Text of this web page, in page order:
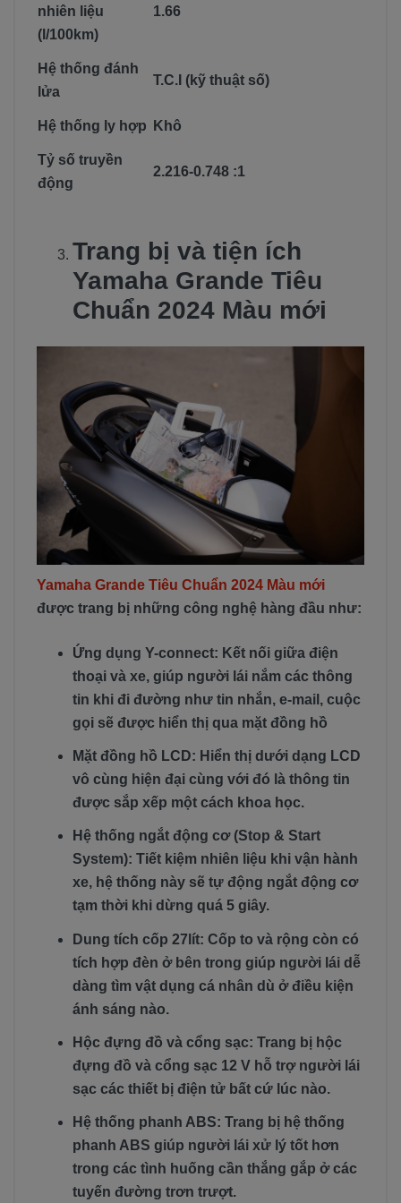
nhiên liệu
(l/100km)
1.66
Hệ thống đánh
lửa
T.C.I (kỹ thuật số)
Hệ thống ly hợp Khô
Tỷ số truyền
động
2.216-0.748 :1
Trang bị và tiện ích
Yamaha Grande Tiêu
Chuẩn 2024 Màu mới
Yamaha Grande Tiêu Chuẩn 2024 Màu mới
được trang bị những công nghệ hàng đầu như:
Ứng dụng Y-connect: Kết nối giữa điện
thoại và xe, giúp người lái nắm các thông
tin khi đi đường như tin nhắn, e-mail, cuộc
gọi sẽ được hiển thị qua mặt đồng hồ
Mặt đồng hồ LCD: Hiển thị dưới dạng LCD
vô cùng hiện đại cùng với đó là thông tin
được sắp xếp một cách khoa học.
Hệ thống ngắt động cơ (Stop & Start
System): Tiết kiệm nhiên liệu khi vận hành
xe, hệ thống này sẽ tự động ngắt động cơ
tạm thời khi dừng quá 5 giây.
Dung tích cốp 27lít: Cốp to và rộng còn có
tích hợp đèn ở bên trong giúp người lái dễ
dàng tìm vật dụng cá nhân dù ở điều kiện
ánh sáng nào.
Hộc đựng đồ và cổng sạc: Trang bị hộc
đựng đồ và cổng sạc 12 V hỗ trợ người lái
sạc các thiết bị điện tử bất cứ lúc nào.
Hệ thống phanh ABS: Trang bị hệ thống
phanh ABS giúp người lái xử lý tốt hơn
trong các tình huống cần thắng gắp ở các
tuyến đường trơn trượt.